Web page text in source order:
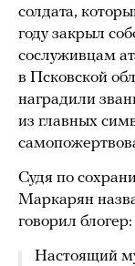
солдата,
году закрыл
сослуживцам
в Псковской
наградили
из главных
Судя по
Маркарян
говорил блогер:
Настоящий